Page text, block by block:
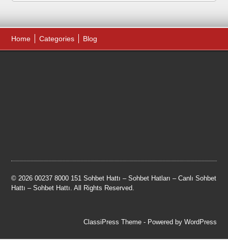
Home Categories Blog
© 2026 00237 8000 151 Sohbet Hattı – Sohbet Hatları – Canlı Sohbet
Hattı – Sohbet Hattı. All Rights Reserved.
ClassiPress Theme- Powered by WordPress